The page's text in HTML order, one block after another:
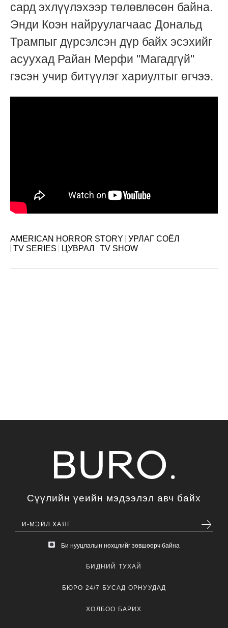
сард эхлүүлэхээр төлөвлөсөн байна.
Энди Коэн найруулагчаас Дональд
Трампыг дүрсэлсэн дүр байх эсэхийг
асуухад Райан Мерфи "Магадгүй"
гэсэн учир битүүлэг хариултыг өгчээ.
AMERICAN HORROR STORY
УРЛАГ СОЁЛ
TV SERIES
ЦУВРАЛ TV SHOW
Сүүлийн үеийн мэдээлэл авч байх
Би нууцлалын нөхцлийг зөвшөөрч байна
БИДНИЙ ТУХАЙ
БЮРО 24/7 БУСАД ОРНУУДАД
ХОЛБОО БАРИХ